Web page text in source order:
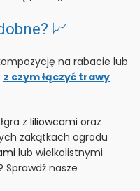
📈
na rabacie lub
z czym łączyć trawy
z liliowcami oraz
zakątkach ogrodu
lub wielkolistnymi
Sprawdź nasze